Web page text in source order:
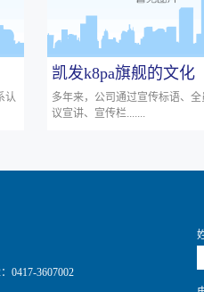
认
凯发k8pa旗舰的文化
多年来，公司通过宣传标语、
议宣讲、宣传栏.......
0417-3607002